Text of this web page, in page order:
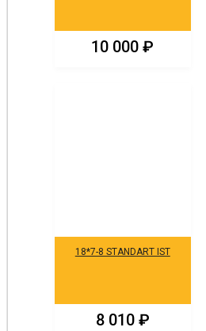
10 000₽
18*7-8 STANDART IST
8 010 ₽